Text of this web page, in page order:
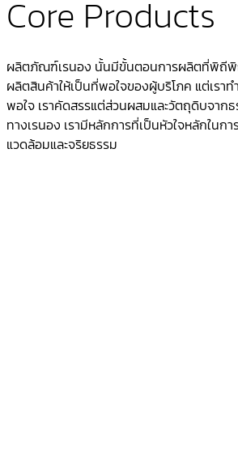
Core Products
ผลิตภัณฑ์เรนอง นั้นมีขั้นตอนการผลิตที่พิถีพิ
ผลิตสินค้าให้เป็นที่พอใจของผู้บริโภค แต่เราท
พอใจ เราคัดสรรแต่ส่วนผสมและวัตถุดิบจาก
ทางเรนอง เรามีหลักการที่เป็นหัวใจหลักในก
แวดล้อมและจริยธรรม